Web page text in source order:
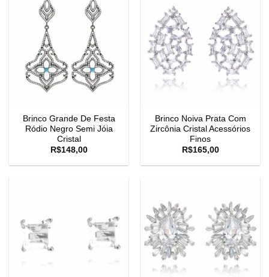
Brinco Grande De Festa
Ródio Negro Semi Jóia
Cristal
R$148,00
Brinco Noiva Prata Com
Zircônia Cristal Acessórios
Finos
R$165,00